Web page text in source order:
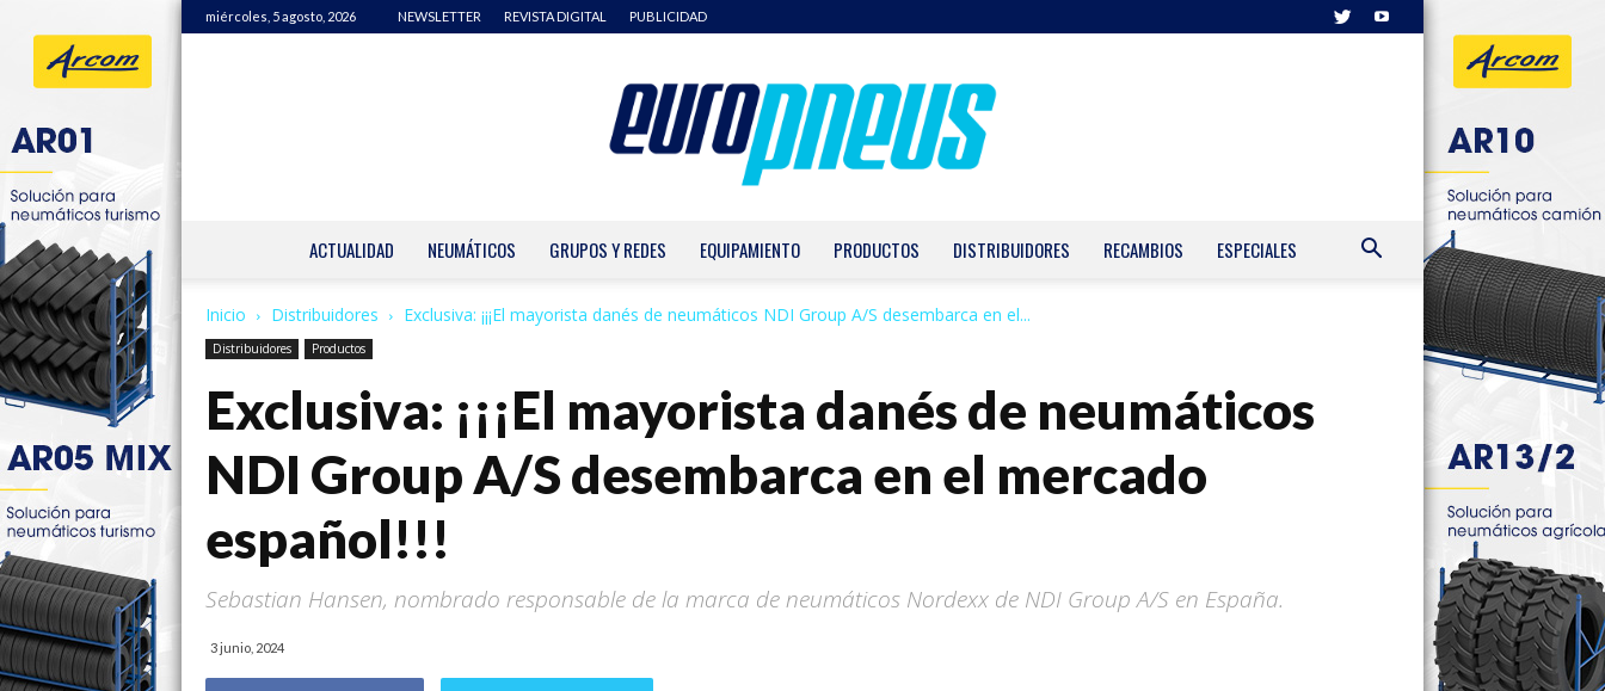
miércoles, 5 agosto, 2026 NEWSLETTER REVISTA DIGITAL PUBLICIDAD
ACTUALIDAD NEUMÁTICOS GRUPOS Y REDES EQUIPAMIENTO PRODUCTOS DISTRIBUIDORES RECAMBIOS ESPECIALES
Inicio Distribuidores Exclusiva: ¡¡¡El mayorista danés de neumáticos NDI Group A/S desembarca en el...
Distribuidores Productos
Exclusiva: ¡¡¡El mayorista danés de neumáticos
NDI Group A/S desembarca en el mercado
español!!!
Sebastian Hansen, nombrado responsable de la marca de neumáticos Nordexx de NDI Group A/S en España.
3 junio, 2024